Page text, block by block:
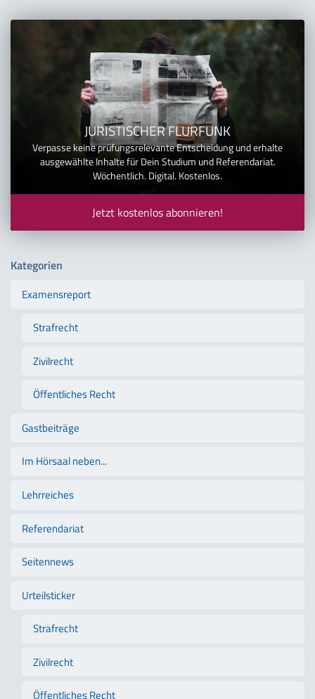
JURISTISCHER FLURFUNK
Verpasse keine prüfungsrelevante Entscheidung und erhalte
ausgewählte Inhalte für Dein Studium und Referendariat.
Wöchentlich. Digital. Kostenlos.
Jetzt kostenlos abonnieren!
Kategorien
Examensreport
Strafrecht
Zivilrecht
Öffentliches Recht
Gastbeiträge
Im Hörsaal neben...
Lehrreiches
Referendariat
Seitennews
Urteilsticker
Strafrecht
Zivilrecht
Öffentliches Recht